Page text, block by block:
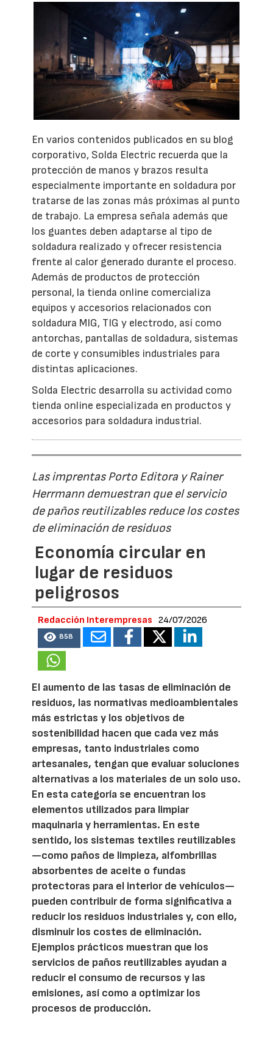
En varios contenidos publicados en su blog
corporativo, Solda Electric recuerda que la
protección de manos y brazos resulta
especialmente importante en soldadura por
tratarse de las zonas más próximas al punto
de trabajo. La empresa señala además que
los guantes deben adaptarse al tipo de
soldadura realizado y ofrecer resistencia
frente al calor generado durante el proceso.
Además de productos de protección
personal, la tienda online comercializa
equipos y accesorios relacionados con
soldadura MIG, TIG y electrodo, así como
antorchas, pantallas de soldadura, sistemas
de corte y consumibles industriales para
distintas aplicaciones.
Solda Electric desarrolla su actividad como
tienda online especializada en productos y
accesorios para soldadura industrial.
Las imprentas Porto Editora y Rainer
Herrmann demuestran que el servicio
de paños reutilizables reduce los costes
de eliminación de residuos
Economía circular en
lugar de residuos
peligrosos
Redacción Interempresas 24/07/2026
858
El aumento de las tasas de eliminación de
residuos, las normativas medioambientales
más estrictas y los objetivos de
sostenibilidad hacen que cada vez más
empresas, tanto industriales como
artesanales, tengan que evaluar soluciones
alternativas a los materiales de un solo uso.
En esta categoría se encuentran los
elementos utilizados para limpiar
maquinaria y herramientas. En este
sentido, los sistemas textiles reutilizables
—como paños de limpieza, alfombrillas
absorbentes de aceite o fundas
protectoras para el interior de vehículos—
pueden contribuir de forma significativa a
reducir los residuos industriales y, con ello,
disminuir los costes de eliminación.
Ejemplos prácticos muestran que los
servicios de paños reutilizables ayudan a
reducir el consumo de recursos y las
emisiones, así como a optimizar los
procesos de producción.